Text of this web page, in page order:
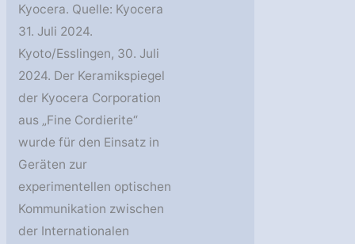
Kyocera. Quelle: Kyocera
31. Juli 2024.
Kyoto/Esslingen, 30. Juli
2024. Der Keramikspiegel
der Kyocera Corporation
aus „Fine Cordierite“
wurde für den Einsatz in
Geräten zur
experimentellen optischen
Kommunikation zwischen
der Internationalen